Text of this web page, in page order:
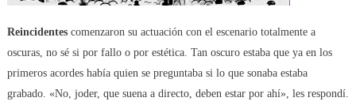
Reincidentescomenzaron su actuación con el escenario totalmente a
oscuras, no sé si por fallo o por estética. Tan oscuro estaba que ya en los
primeros acordes había quien se preguntaba si lo que sonaba estaba
grabado. «No, joder, que suena a directo, deben estar por ahí», les respondí.